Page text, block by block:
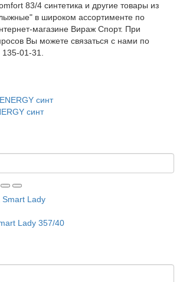
83/4 синтетика и другие товары из
в широком ассортименте по
магазине Вираж Спорт. При
Вы можете связаться с нами по
01-31.
синт
Lady 357/40